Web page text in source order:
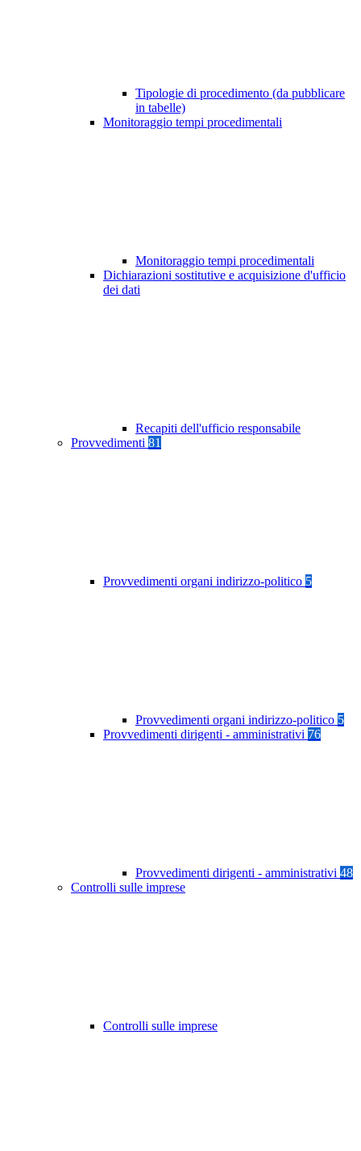
Tipologie di procedimento (da pubblicare
in tabelle)
Monitoraggio tempi procedimentali
Monitoraggio tempi procedimentali
Dichiarazioni sostitutive e acquisizione d'ufficio
dei dati
Recapiti dell'ufficio responsabile
Provvedimenti 81
Provvedimenti organi indirizzo-politico 5
Provvedimenti organi indirizzo-politico 5
Provvedimenti dirigenti - amministrativi 76
Provvedimenti dirigenti - amministrativi 48
Controlli sulle imprese
Controlli sulle imprese